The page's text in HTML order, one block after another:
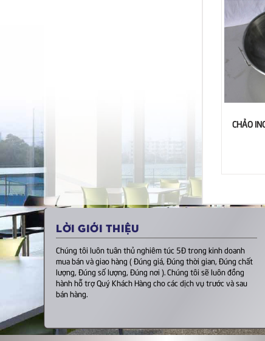
CHẢO
LỜI GIỚI THIỆU
Chúng tôi luôn tuân thủ nghiêm túc 5Đ trong kinh doanh
mua bán và giao hàng ( Đúng giá, Đúng thời gian, Đúng chất
lượng, Đúng số lượng, Đúng nơi ). Chúng tôi sẽ luôn đồng
hành hỗ trợ Quý Khách Hàng cho các dịch vụ trước và sau
bán hàng.